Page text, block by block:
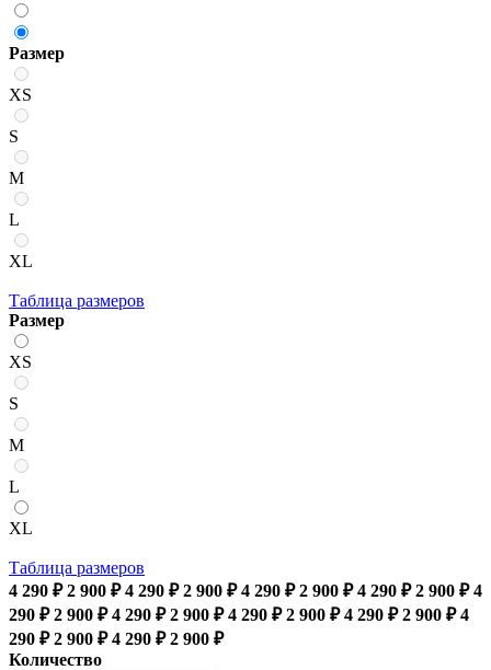
Размер
XS
S
M
L
XL
Таблица размеров
Размер
XS
S
M
L
XL
Таблица размеров
4 290 ₽ 2 900 ₽ 4 290 ₽ 2 900 ₽ 4 290 ₽ 2 900 ₽ 4 290 ₽ 2 900 ₽ 4
290 ₽ 2 900 ₽ 4 290 ₽ 2 900 ₽ 4 290 ₽ 2 900 ₽ 4 290 ₽ 2 900 ₽ 4
290 ₽ 2 900 ₽ 4 290 ₽ 2 900 ₽
Количество